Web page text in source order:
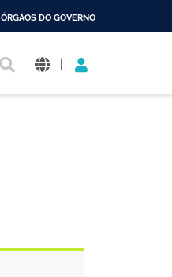
ÓRGÃOS DO GOVERNO
|